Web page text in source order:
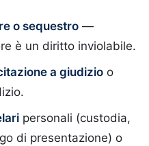
o sequestro —
è un diritto inviolabile.
a giudizio o
personali (custodia,
di presentazione) o